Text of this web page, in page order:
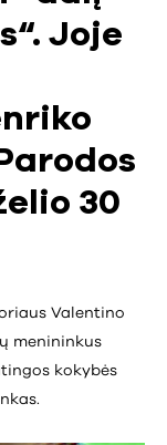
Joje
30
Valentino
menininkus
kokybės